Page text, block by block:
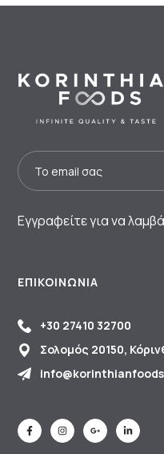
Εγγραφείτε για να
ΕΠΙΚΟΙΝΩΝΊΑ
+30 27410 32700
Σολομός 20150,